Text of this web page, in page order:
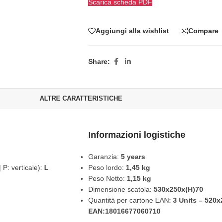
Scarica scheda PDF
Aggiungi alla wishlist Compare
Share:
ALTRE CARATTERISTICHE
P: verticale): L
Informazioni logistiche
Garanzia: 5 years
Peso lordo: 1,45 kg
Peso Netto: 1,15 kg
Dimensione scatola: 530x250x(H)70
Quantità per cartone EAN: 3 Units –
EAN:18016677060710